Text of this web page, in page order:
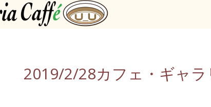
2019/2/28カフェ・ギャ